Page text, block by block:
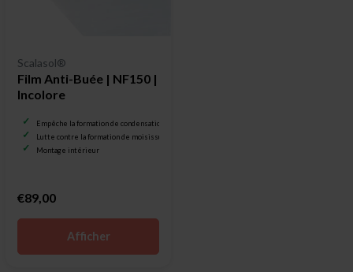
Scalasol®
Film Anti-Buée | NF150 |
Incolore
Empêche la formation de condensation
Lutte contre la formation de moisissure
Montage intérieur
€89,00
Afficher